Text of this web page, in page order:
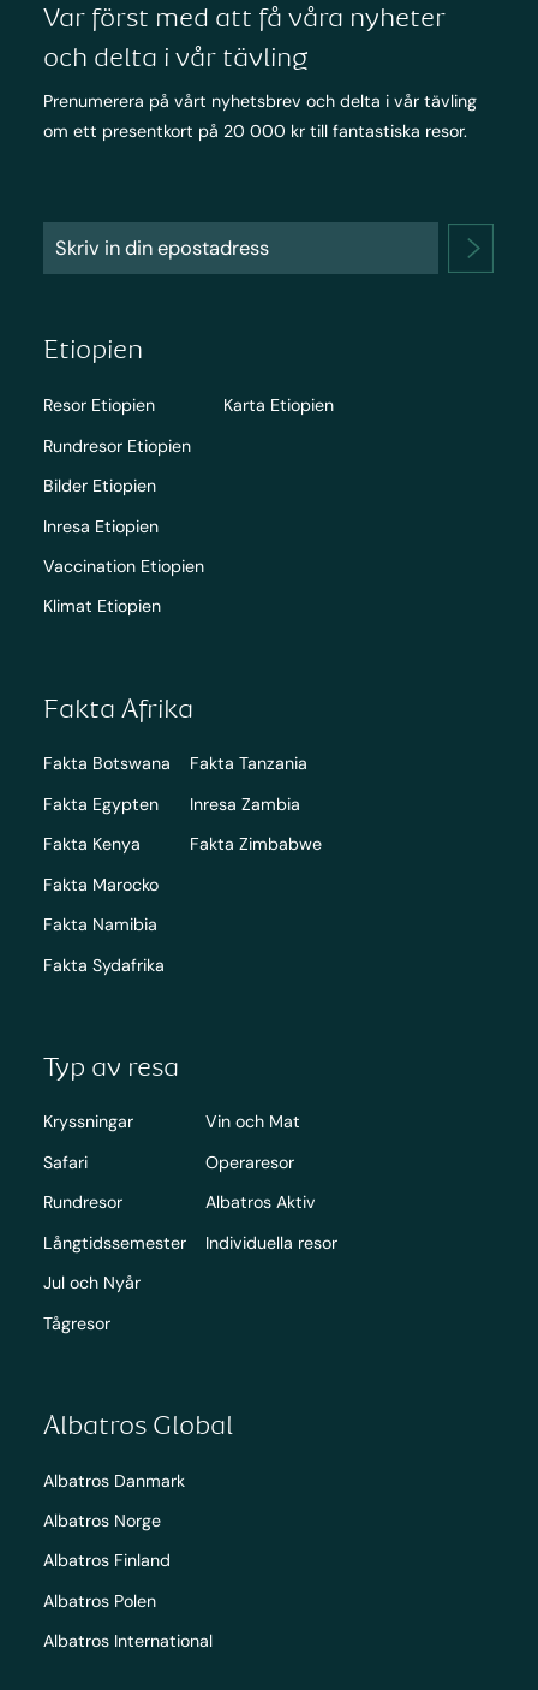
Var först med att få våra nyheter
och delta i vår tävling
Prenumerera på vårt nyhetsbrev och delta i vår tävling
om ett presentkort på 20 000 kr till fantastiska resor.
Etiopien
Resor Etiopien
Rundresor Etiopien
Bilder Etiopien
Inresa Etiopien
Vaccination Etiopien
Klimat Etiopien
Karta Etiopien
Fakta Afrika
Fakta Botswana
Fakta Egypten
Fakta Kenya
Fakta Marocko
Fakta Namibia
Fakta Sydafrika
Fakta Tanzania
Inresa Zambia
Fakta Zimbabwe
Typ av resa
Kryssningar
Safari
Rundresor
Långtidssemester
Jul och Nyår
Tågresor
Vin och Mat
Operaresor
Albatros Aktiv
Individuella resor
Albatros Global
Albatros Danmark
Albatros Norge
Albatros Finland
Albatros Polen
Albatros International